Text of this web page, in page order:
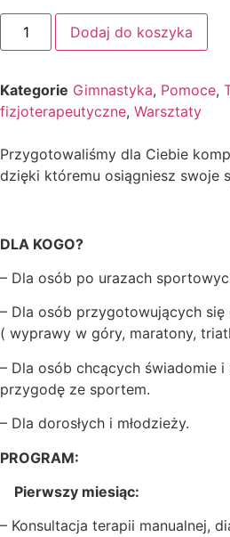
Dodaj do koszyka
Kategorie Gimnastyka, Pomoce,
fizjoterapeutyczne, Warsztaty
Przygotowaliśmy dla Ciebie
dzięki któremu osiągniesz swoje
DLA KOGO?
– Dla osób po urazach
– Dla osób przygotowujących
( wyprawy w góry, maratony,
– Dla osób chcących świadomie
przygodę ze sportem.
– Dla dorosłych i młodzieży.
PROGRAM:
Pierwszy miesiąc:
– Konsultacja terapii manualnej,